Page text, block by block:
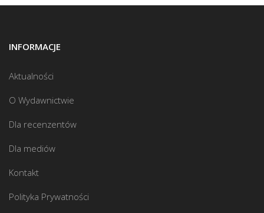
INFORMACJE
Aktualności
O Wydawnictwie
Dla recenzentów
Dla mediów
Kontakt
Polityka Prywatności